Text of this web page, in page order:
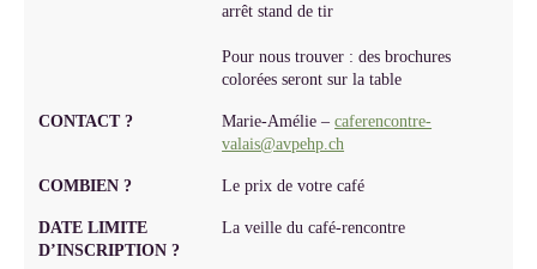
arrêt stand de tir
Pour nous trouver : des brochures
colorées seront sur la table
CONTACT ? Marie-Amélie –caferencontre-
valais@avpehp.ch
COMBIEN ? Le prix de votre café
DATE LIMITE
D’INSCRIPTION ?
La veille du café-rencontre